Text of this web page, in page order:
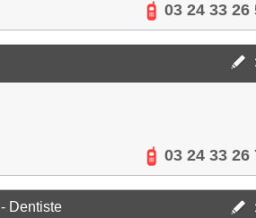
03 24 33 26
03 24 33 26
- Dentiste